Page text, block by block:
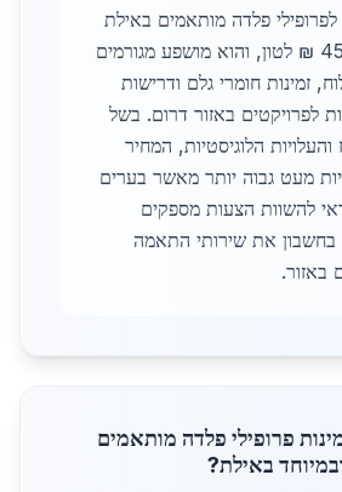
פלדה מותאמים באילת
עומד על כ-4500 ₪ לטון, והוא מושפע מגורמים
זמינות חומרי גלם ודרישות
לפרויקטים באזור דרום. בשל
הלוגיסטיות, המחיר
מעט גבוה יותר מאשר בערים
להשוות הצעות מספקים
בחשבון את שירותי התאמה
באזור.
פרופילי פלדה מותאמים
באילת?